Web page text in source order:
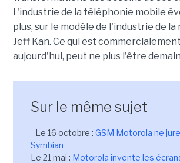
L'industrie de la téléphonie mobile
plus, sur le modèle de l'industrie de la
Jeff Kan. Ce qui est
aujourd'hui, peut ne plus l'être
Sur le même sujet
- Le 16 octobre : GSM Motorola ne
Symbian
Le 21 mai : Motorola invente les